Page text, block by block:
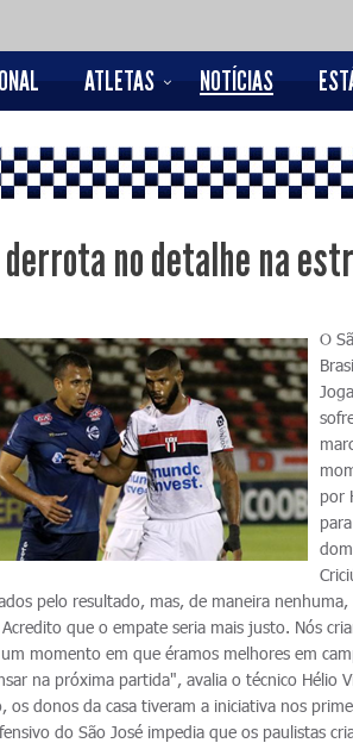
ATLETAS NOTÍCIAS
no detalhe na
O
por
pelo resultado, mas, de maneira
que o empate seria mais justo. Nós
momento em que éramos melhores em
na próxima partida", avalia o técnico Hélio
os donos da casa tiveram a iniciativa nos
do São José impedia que os paulistas